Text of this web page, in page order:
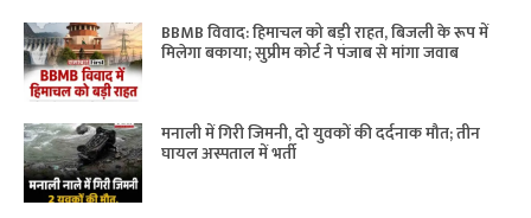
BBMB विवाद: हिमाचल को बड़ी राहत, बिजली के रूप में
मिलेगा बकाया; सुप्रीम कोर्ट ने पंजाब से मांगा जवाब
मनाली में गिरी जिमनी, दो युवकों की दर्दनाक मौत; तीन
घायल अस्पताल में भर्ती